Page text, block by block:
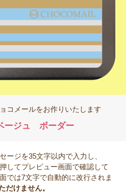
コメールをお作りいたします
ージュ ボーダー
ージを35文字以内で入力し、
してプレビュー画面で確認して
では7文字で自動的に改行されま
だけません。